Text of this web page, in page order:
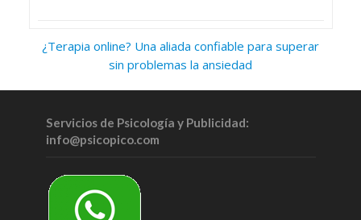
¿Terapia online? Una aliada confiable para superar
sin problemas la ansiedad
Servicios de Psicología y Publicidad:
info@psicopico.com